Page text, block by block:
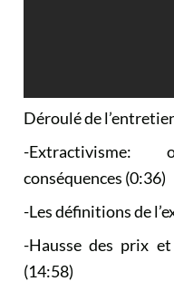
Déroulé de
-
conséquences (0:36)
-Les définitions de
-Hausse des prix
(14:58)